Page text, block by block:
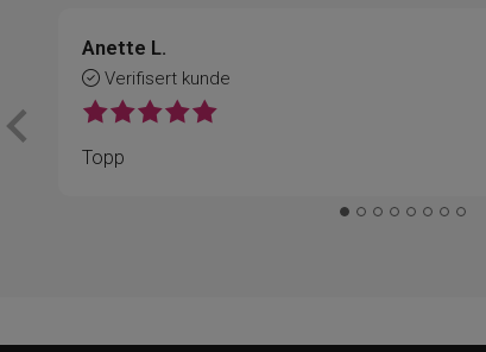
Anette L.
Verifisert kunde
Topp